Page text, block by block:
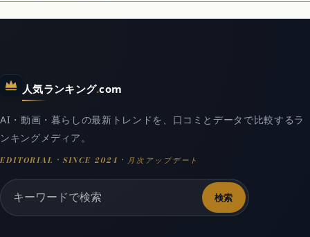
人気ランキング.com
AI・動画・暮らしの最新トレンドを、口コミとデータで比較するラ
ンキングメディア。
検索